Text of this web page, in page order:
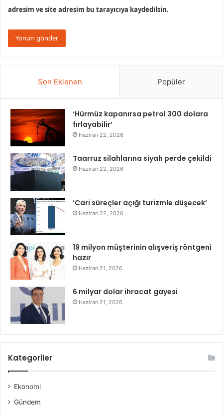
adresim ve site adresim bu tarayıcıya kaydedilsin.
Son Eklenen Popüler
‘Hürmüz kapanırsa petrol 300 dolara
fırlayabilir’
Haziran 22, 2026
Taarruz silahlarına siyah perde çekildi
Haziran 22, 2026
‘Cari süreçler açığı turizmle düşecek’
Haziran 22, 2026
19 milyon müşterinin alışveriş röntgeni
hazır
Haziran 21, 2026
6 milyar dolar ihracat gayesi
Haziran 21, 2026
Kategoriler
Ekonomi
Gündem